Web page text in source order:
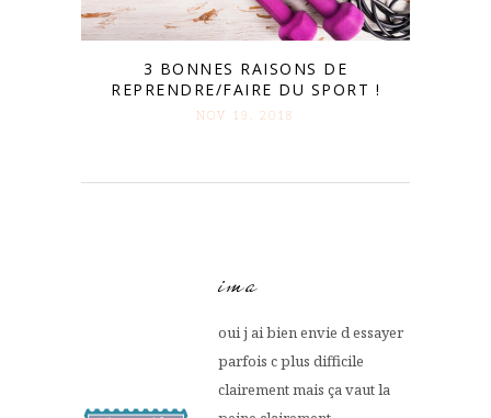
3 BONNES RAISONS DE
REPRENDRE/FAIRE DU SPORT !
NOV 19. 2018
ima
oui j ai bien envie d essayer
parfois c plus difficile
clairement mais ça vaut la